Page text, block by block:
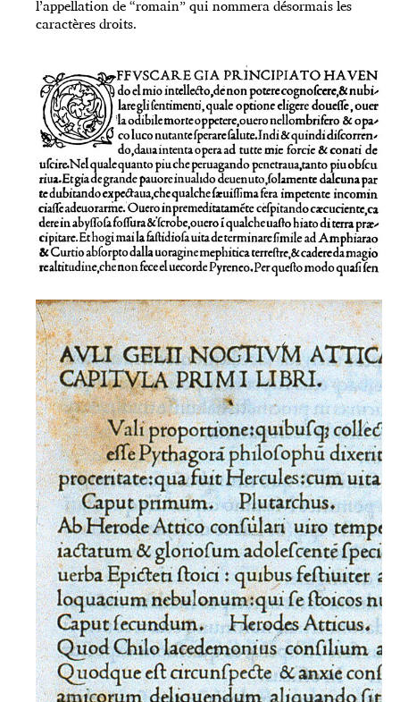
l’appellation de “romain” qui nommera désormais les
caractères droits.